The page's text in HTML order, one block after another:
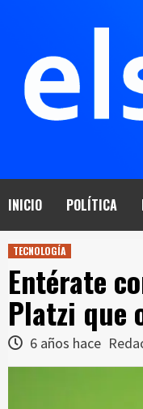
INICIO POLÍTICA
TECNOLOGÍA
Entérate
Platzi que
6 años hace